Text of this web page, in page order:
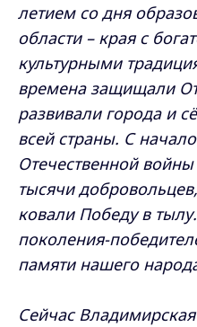
летием со дня
области – края с
культурными
времена защищали
развивали города и
всей страны. С
Отечественной
тысячи
ковали Победу в
поколения-
памяти нашего
Сейчас